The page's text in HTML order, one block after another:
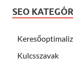
SEO
Kulcsszavak